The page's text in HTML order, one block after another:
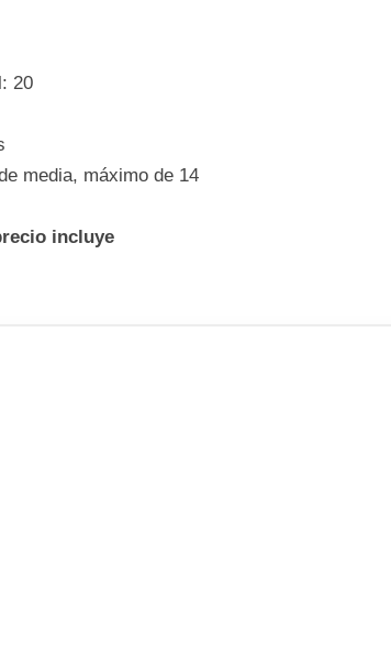
20
media, máximo de 14
incluye